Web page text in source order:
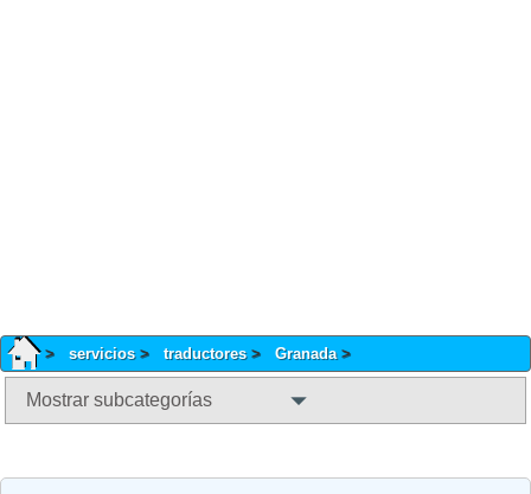
servicios traductores Granada
Mostrar subcategorías